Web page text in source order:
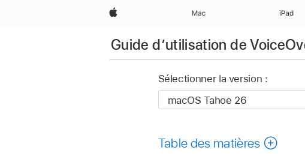
Apple Mac iPad
Guide dʼutilisation de
Sélectionner la version :
Table des matières